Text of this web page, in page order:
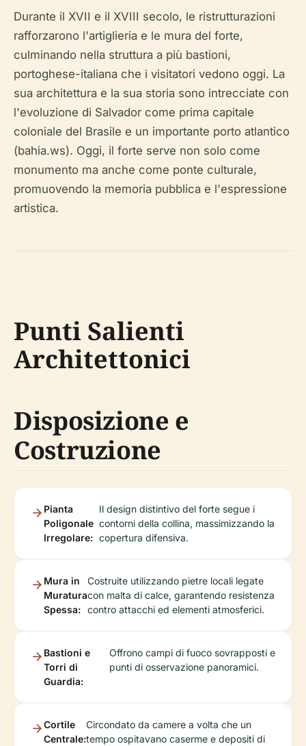
Durante il XVII e il XVIII secolo, le ristrutturazioni
rafforzarono l'artiglieria e le mura del forte,
culminando nella struttura a più bastioni,
portoghese-italiana che i visitatori vedono oggi. La
sua architettura e la sua storia sono intrecciate con
l'evoluzione di Salvador come prima capitale
coloniale del Brasile e un importante porto atlantico
(bahia.ws). Oggi, il forte serve non solo come
monumento ma anche come ponte culturale,
promuovendo la memoria pubblica e l'espressione
artistica.
Punti Salienti
Architettonici
Disposizione e
Costruzione
Pianta
Poligonale
Irregolare:
Il design distintivo del forte segue i
contorni della collina, massimizzando la
copertura difensiva.
Mura in
Muratura
Spessa:
Costruite utilizzando pietre locali legate
con malta di calce, garantendo resistenza
contro attacchi ed elementi atmosferici.
Bastioni e
Torri di
Guardia:
Offrono campi di fuoco sovrapposti e
punti di osservazione panoramici.
Cortile
Centrale:
Circondato da camere a volta che un
tempo ospitavano caserme e depositi di